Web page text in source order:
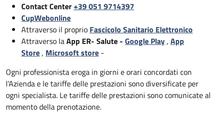
Contact Center+39 051 9714397
CupWebonline
Attraverso il proprio Fascicolo Sanitario Elettronico
Attraverso laApp ER- Salute - Google Play, App
Store, Microsoft store -
Ogni professionista eroga in giorni e orari concordati con
l’Azienda e le tariffe delle prestazioni sono diversificate per
ogni specialista. Le tariffe delle prestazioni sono comunicate al
momento della prenotazione.